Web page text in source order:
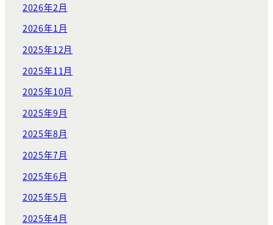
2026年2月
2026年1月
2025年12月
2025年11月
2025年10月
2025年9月
2025年8月
2025年7月
2025年6月
2025年5月
2025年4月